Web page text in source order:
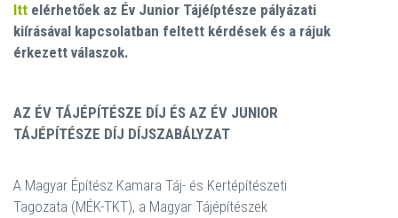
Itt elérhetőek az Év Junior Tájéíptésze pályázati
kiírásával kapcsolatban feltett kérdések és a rájuk
érkezett válaszok.
AZ ÉV TÁJÉPÍTÉSZE DÍJ ÉS AZ ÉV JUNIOR
TÁJÉPÍTÉSZE DÍJ DÍJSZABÁLYZAT
A Magyar Építész Kamara Táj- és Kertépítészeti
Tagozata (MÉK-TKT), a Magyar Tájépítészek